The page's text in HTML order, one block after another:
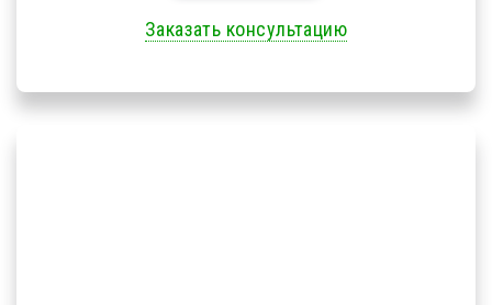
Заказать консультацию